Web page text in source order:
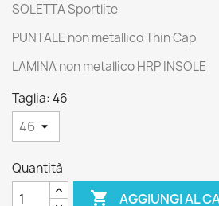
SOLETTA Sportlite
PUNTALE non metallico Thin Cap
LAMINA non metallico HRP INSOLE
Taglia: 46
Quantità
 AGGIUNGI AL